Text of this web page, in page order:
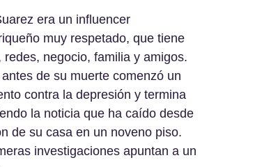
era un influencer
muy respetado, que tiene
redes, negocio, familia y amigos.
de su muerte comenzó un
contra la depresión y termina
la noticia que ha caído desde
de su casa en un noveno piso.
investigaciones apuntan a un